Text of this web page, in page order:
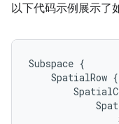
以下代码示例展示了
Subspace {
SpatialRow {